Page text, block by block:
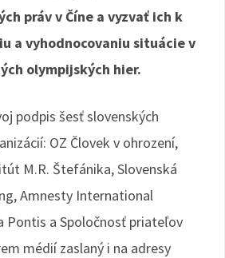
práv v Číne a vyzvať ich k
a vyhodnocovaniu situácie v
olympijských hier.
podpis šesť slovenských
OZ Človek v ohrození,
M.R. Štefánika, Slovenská
Amnesty International
Pontis a Spoločnosť priateľov
médií zaslaný i na adresy